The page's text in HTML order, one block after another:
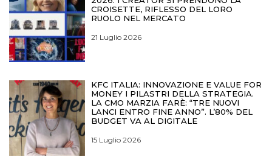
CROISETTE, RIFLESSO DEL LORO
RUOLO NEL MERCATO
21 Luglio 2026
KFC ITALIA: INNOVAZIONE E VALUE FOR
MONEY I PILASTRI DELLA STRATEGIA.
LA CMO MARZIA FARÈ: “TRE NUOVI
LANCI ENTRO FINE ANNO”. L’80% DEL
BUDGET VA AL DIGITALE
15 Luglio 2026